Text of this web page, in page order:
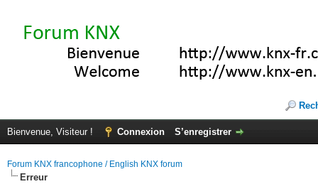
Bienvenue, Visiteur ! Connexion S’enregistrer
Forum KNX francophone / English KNX forum
Erreur